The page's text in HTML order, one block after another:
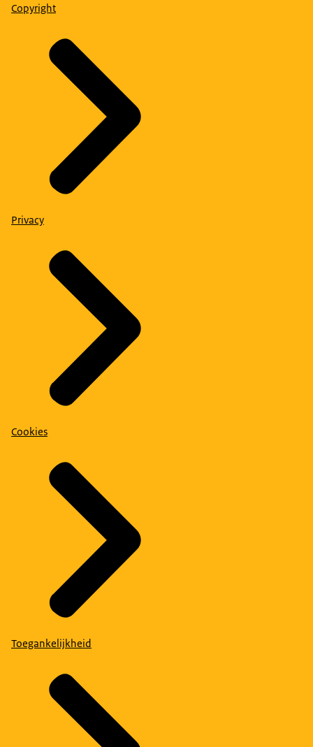
Copyright
Privacy
Cookies
Toegankelijkheid